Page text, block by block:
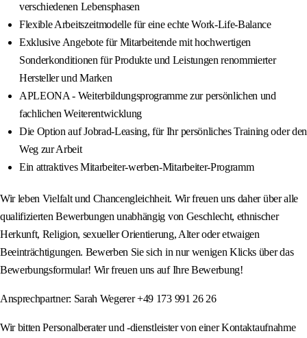
verschiedenen Lebensphasen
Flexible Arbeitszeitmodelle für eine echte Work-Life-Balance
Exklusive Angebote für Mitarbeitende mit hochwertigen
Sonderkonditionen für Produkte und Leistungen renommierter
Hersteller und Marken
APLEONA - Weiterbildungsprogramme zur persönlichen und
fachlichen Weiterentwicklung
Die Option auf Jobrad-Leasing, für Ihr persönliches Training oder den
Weg zur Arbeit
Ein attraktives Mitarbeiter-werben-Mitarbeiter-Programm
Wir leben Vielfalt und Chancengleichheit. Wir freuen uns daher über alle
qualifizierten Bewerbungen unabhängig von Geschlecht, ethnischer
Herkunft, Religion, sexueller Orientierung, Alter oder etwaigen
Beeinträchtigungen. Bewerben Sie sich in nur wenigen Klicks über das
Bewerbungsformular! Wir freuen uns auf Ihre Bewerbung!
Ansprechpartner: Sarah Wegerer +49 173 991 26 26
Wir bitten Personalberater und -dienstleister von einer Kontaktaufnahme